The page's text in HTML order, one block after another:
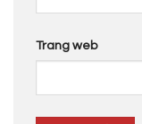
Trang web